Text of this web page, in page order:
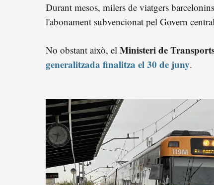
Durant mesos, milers de viatgers
l'abonament subvencionat pel Govern
No obstant això, el Ministeri de
generalitzada finalitza el 30 de juny.